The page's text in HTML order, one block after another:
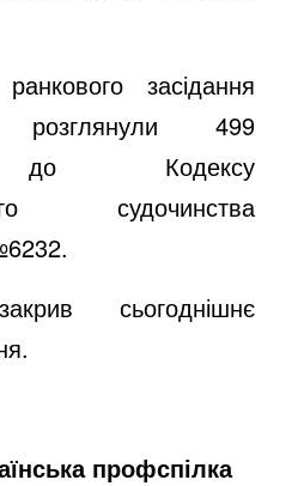
засідання
розглянули 499
до Кодексу
судочинства
сьогоднішнє
профспілка